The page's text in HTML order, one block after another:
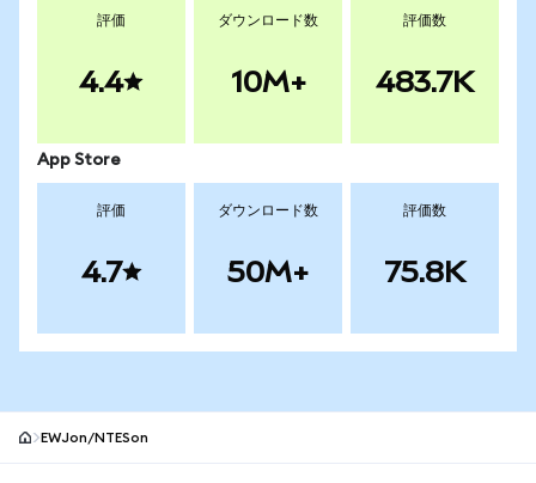
評価
4.4
ダウンロード数
10M+
評価数
483.7K
App Store
評価
4.7
ダウンロード数
50M+
評価数
75.8K
EWJon/NTESon